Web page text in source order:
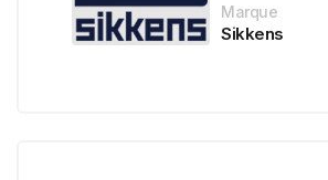
Marque
Sikkens